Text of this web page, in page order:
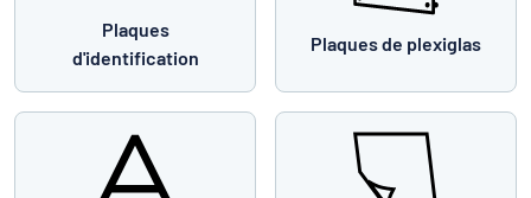
Plaques
d'identification
Plaques de plexiglas